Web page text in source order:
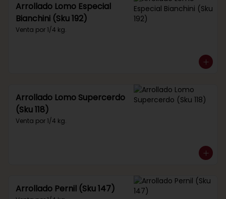
Arrollado Lomo Especial
Bianchini (Sku 192)
Venta por 1/4 kg.
Arrollado Lomo Supercerdo
(Sku 118)
Venta por 1/4 kg.
Arrollado Pernil (Sku 147)